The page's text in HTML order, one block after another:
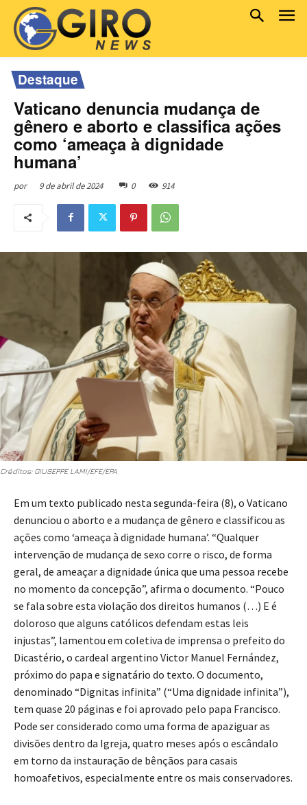
Destaque
Vaticano denuncia mudança de
gênero e aborto e classifica ações
como ‘ameaça à dignidade
humana’
por 9 de abril de 2024 0 914
Créditos: GIUSEPPE LAMI/EFE/EPA
Em um texto publicado nesta segunda-feira (8), o Vaticano
denunciou o aborto e a mudança de gênero e classificou as
ações como ‘ameaça à dignidade humana’. “Qualquer
intervenção de mudança de sexo corre o risco, de forma
geral, de ameaçar a dignidade única que uma pessoa recebe
no momento da concepção”, afirma o documento. “Pouco
se fala sobre esta violação dos direitos humanos (…) E é
doloroso que alguns católicos defendam estas leis
injustas”, lamentou em coletiva de imprensa o prefeito do
Dicastério, o cardeal argentino Victor Manuel Fernández,
próximo do papa e signatário do texto. O documento,
denominado “Dignitas infinita” (“Uma dignidade infinita”),
tem quase 20 páginas e foi aprovado pelo papa Francisco.
Pode ser considerado como uma forma de apaziguar as
divisões dentro da Igreja, quatro meses após o escândalo
em torno da instauração de bênçãos para casais
homoafetivos, especialmente entre os mais conservadores.